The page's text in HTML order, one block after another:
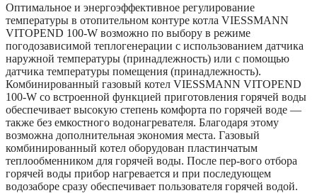
Оптимальное и энергоэффективное регулирование
температуры в отопительном контуре котла VIESSMANN
VITOPEND 100-W возможно по выбору в режиме
погодозависимой теплогенерации с использованием датчика
наружной температуры (принадлежность) или с помощью
датчика температуры помещения (принадлежность).
Комбинированный газовый котел VIESSMANN VITOPEND
100-W со встроенной функцией приготовления горячей воды
обеспечивает высокую степень комфорта по горячей воде —
также без емкостного водонагревателя. Благодаря этому
возможна дополнительная экономия места. Газовый
комбинированный котел оборудован пластинчатым
теплообменником для горячей воды. После пер-вого отбора
горячей воды прибор нагревается и при последующем
водозаборе сразу обеспечивает пользователя горячей водой.